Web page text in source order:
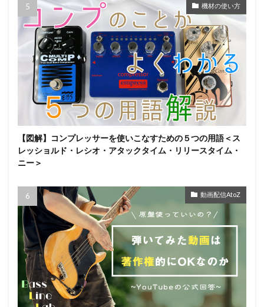
機材の使い方
【図解】コンプレッサーを使いこなすための５つの用語＜ス
レッショルド・レシオ・アタックタイム・リリースタイム・
ニー＞
動画配信AtoZ